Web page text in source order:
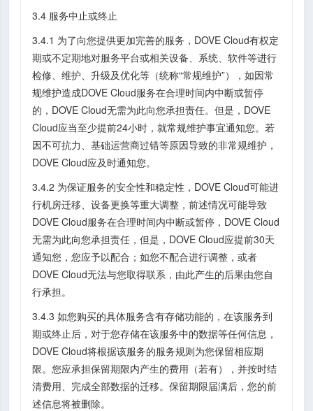
3.4 服务中止或终止
3.4.1 为了向您提供更加完善的服务，DOVE Cloud有权定
期或不定期地对服务平台或相关设备、系统、软件等进行
检修、维护、升级及优化等（统称“常规维护”），如因常
规维护造成DOVE Cloud服务在合理时间内中断或暂停
的，DOVE Cloud无需为此向您承担责任。但是，DOVE
Cloud应当至少提前24小时，就常规维护事宜通知您。若
因不可抗力、基础运营商过错等原因导致的非常规维护，
DOVE Cloud应及时通知您。
3.4.2 为保证服务的安全性和稳定性，DOVE Cloud可能进
行机房迁移、设备更换等重大调整，前述情况可能导致
DOVE Cloud服务在合理时间内中断或暂停，DOVE Cloud
无需为此向您承担责任，但是，DOVE Cloud应提前30天
通知您，您应予以配合；如您不配合进行调整，或者
DOVE Cloud无法与您取得联系，由此产生的后果由您自
行承担。
3.4.3 如您购买的具体服务含有存储功能的，在该服务到
期或终止后，对于您存储在该服务中的数据等任何信息，
DOVE Cloud将根据该服务的服务规则为您保留相应期
限。您应承担保留期限内产生的费用（若有），并按时结
清费用、完成全部数据的迁移。保留期限届满后，您的前
述信息将被删除。